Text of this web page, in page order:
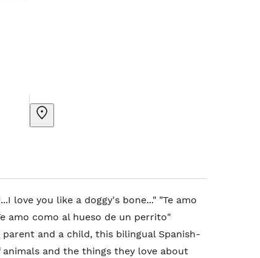
love you like a doggy's bone..." "Te amo
amo como al hueso de un perrito"
and a child, this bilingual Spanish-
and the things they love about